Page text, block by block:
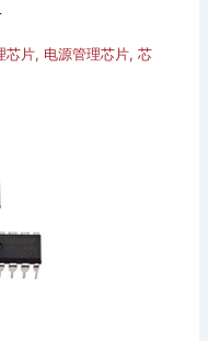
芯片, 电源管理芯片,芯